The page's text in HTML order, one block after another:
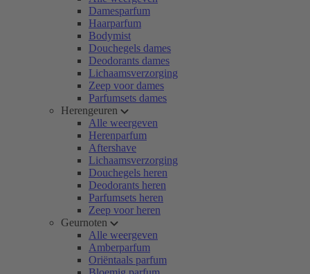
Damesparfum
Haarparfum
Bodymist
Douchegels dames
Deodorants dames
Lichaamsverzorging
Zeep voor dames
Parfumsets dames
Herengeuren
Alle weergeven
Herenparfum
Aftershave
Lichaamsverzorging
Douchegels heren
Deodorants heren
Parfumsets heren
Zeep voor heren
Geurnoten
Alle weergeven
Amberparfum
Oriëntaals parfum